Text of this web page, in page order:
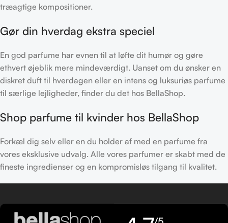
træagtige kompositioner.
Gør din hverdag ekstra speciel
En god parfume har evnen til at løfte dit humør og gøre
ethvert øjeblik mere mindeværdigt. Uanset om du ønsker en
diskret duft til hverdagen eller en intens og luksuriøs parfume
til særlige lejligheder, finder du det hos BellaShop.
Shop parfume til kvinder hos BellaShop
Forkæl dig selv eller en du holder af med en parfume fra
vores eksklusive udvalg. Alle vores parfumer er skabt med de
fineste ingredienser og en kompromisløs tilgang til kvalitet.